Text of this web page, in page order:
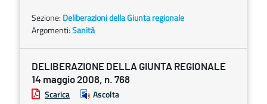
Sezione: Deliberazioni della Giunta regionale
Argomenti:Sanità
DELIBERAZIONE DELLA GIUNTA REGIONALE
14 maggio 2008, n. 768
Scarica Ascolta